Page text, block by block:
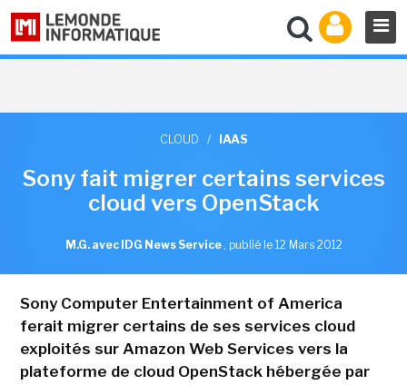
CLOUD / IAAS
Sony fait migrer certains services
cloud vers OpenStack
M.G. avec IDG News Service , publié le 12 Mars 2012
Sony Computer Entertainment of America
ferait migrer certains de ses services cloud
exploités sur Amazon Web Services vers la
plateforme de cloud OpenStack hébergée par